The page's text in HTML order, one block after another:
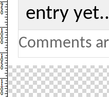
entry
Comments